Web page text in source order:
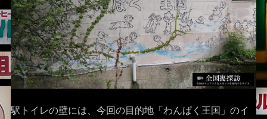
駅トイレの壁には、今回の目的地「わんぱく王国」のイ